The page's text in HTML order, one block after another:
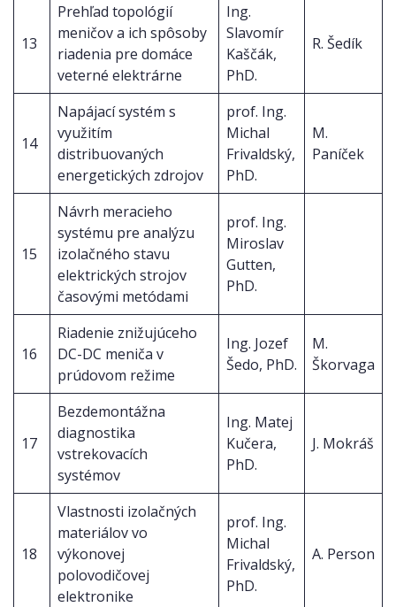
13
Prehľad topológií
meničov a ich spôsoby
riadenia pre domáce
veterné elektrárne
Ing.
Slavomír
Kaščák,
PhD.
R. Šedík
14
Napájací systém s
využitím
distribuovaných
energetických zdrojov
prof. Ing.
Michal
Frivaldský,
PhD.
M.
Paníček
15
Návrh meracieho
systému pre analýzu
izolačného stavu
elektrických strojov
časovými metódami
prof. Ing.
Miroslav
Gutten,
PhD.
16
Riadenie znižujúceho
DC-DC meniča v
prúdovom režime
Ing. Jozef
Šedo, PhD.
M.
Škorvaga
17
Bezdemontážna
diagnostika
vstrekovacích
systémov
Ing. Matej
Kučera,
PhD.
J. Mokráš
18
Vlastnosti izolačných
materiálov vo
výkonovej
polovodičovej
elektronike
prof. Ing.
Michal
Frivaldský,
PhD.
A. Person